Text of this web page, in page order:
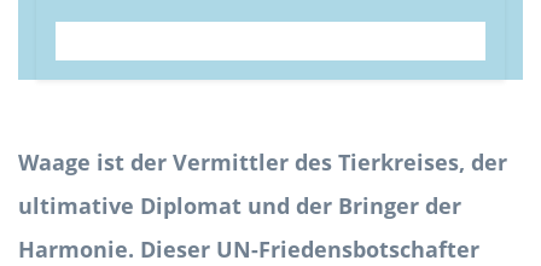
Waage ist der Vermittler des Tierkreises, der
ultimative Diplomat und der Bringer der
Harmonie. Dieser UN-Friedensbotschafter